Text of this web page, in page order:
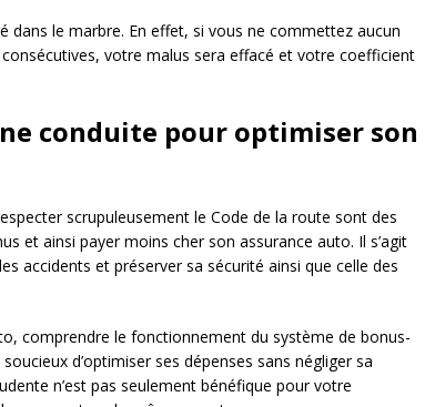
dans le marbre. En effet, si vous ne commettez aucun
votre malus sera effacé et votre coefficient
conduite pour optimiser son
scrupuleusement le Code de la route sont des
et ainsi payer moins cher son assurance auto. Il s’agit
accidents et préserver sa sécurité ainsi que celle des
comprendre le fonctionnement du système de bonus-
d’optimiser ses dépenses sans négliger sa
n’est pas seulement bénéfique pour votre